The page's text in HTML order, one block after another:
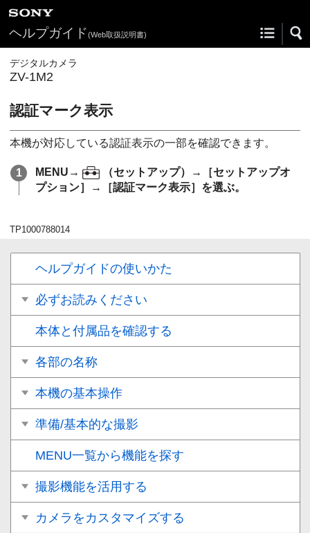
ヘルプガイド(Web取扱説明書)
デジタルカメラ
ZV-1M2
認証マーク表示
本機が対応している認証表示の一部を確認できます。
MENU → （セットアップ）→
［セットアップオ
プション］
→ ［認証マーク表示］ を選ぶ。
TP1000788014
ヘルプガイドの使いかた
必ずお読みください
本体と付属品を確認する
各部の名称
本機の基本操作
準備/基本的な撮影
MENU一覧から機能を探す
撮影機能を活用する
カメラをカスタマイズする